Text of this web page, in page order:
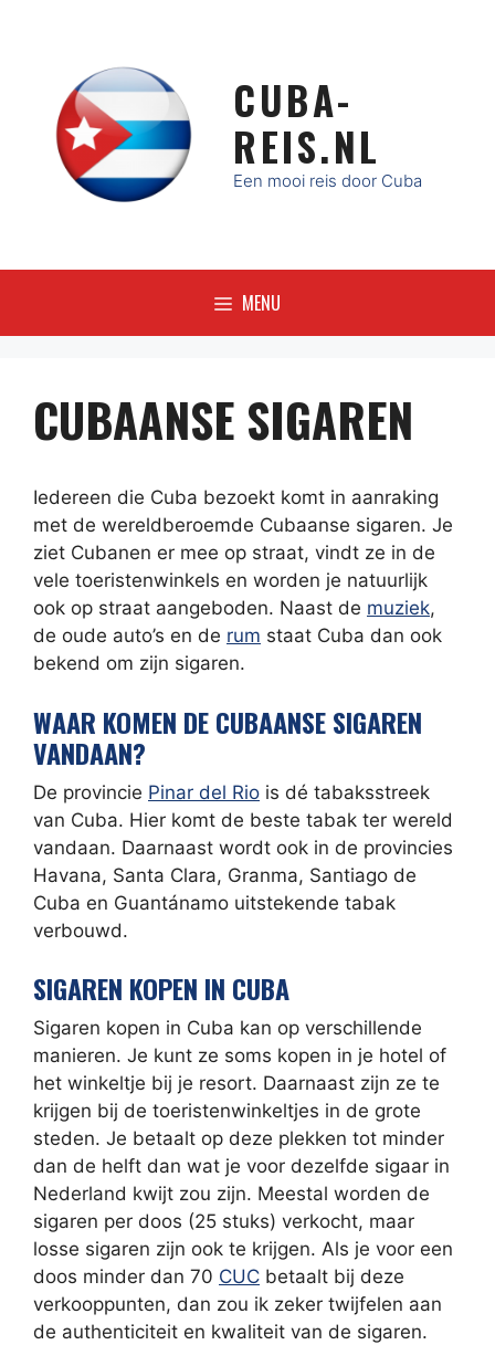
CUBA-
REIS.NL
Een mooi reis door Cuba
MENU
CUBAANSE SIGAREN
Iedereen die Cuba bezoekt komt in aanraking
met de wereldberoemde Cubaanse sigaren. Je
ziet Cubanen er mee op straat, vindt ze in de
vele toeristenwinkels en worden je natuurlijk
ook op straat aangeboden. Naast de muziek,
de oude auto’s en de rum staat Cuba dan ook
bekend om zijn sigaren.
WAAR KOMEN DE CUBAANSE SIGAREN
VANDAAN?
De provincie Pinar del Rio is dé tabaksstreek
van Cuba. Hier komt de beste tabak ter wereld
vandaan. Daarnaast wordt ook in de provincies
Havana, Santa Clara, Granma, Santiago de
Cuba en Guantánamo uitstekende tabak
verbouwd.
SIGAREN KOPEN IN CUBA
Sigaren kopen in Cuba kan op verschillende
manieren. Je kunt ze soms kopen in je hotel of
het winkeltje bij je resort. Daarnaast zijn ze te
krijgen bij de toeristenwinkeltjes in de grote
steden. Je betaalt op deze plekken tot minder
dan de helft dan wat je voor dezelfde sigaar in
Nederland kwijt zou zijn. Meestal worden de
sigaren per doos (25 stuks) verkocht, maar
losse sigaren zijn ook te krijgen. Als je voor een
doos minder dan 70 CUC betaalt bij deze
verkooppunten, dan zou ik zeker twijfelen aan
de authenticiteit en kwaliteit van de sigaren.